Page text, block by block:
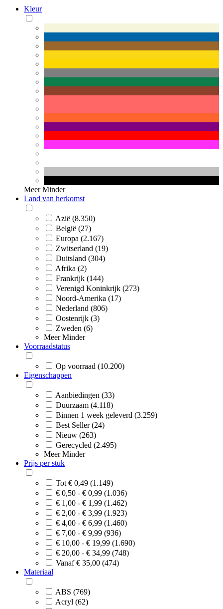
Kleur
Meer Minder
Land van herkomst
Azië (8.350)
België (27)
Europa (2.167)
Zwitserland (19)
Duitsland (304)
Afrika (2)
Frankrijk (144)
Verenigd Koninkrijk (273)
Noord-Amerika (17)
Nederland (806)
Oostenrijk (3)
Zweden (6)
Meer Minder
Voorraadstatus
Op voorraad (10.200)
Eigenschappen
Aanbiedingen (33)
Duurzaam (4.118)
Binnen 1 week geleverd (3.259)
Best Seller (24)
Nieuw (263)
Gerecycled (2.495)
Meer Minder
Prijs per stuk
Tot € 0,49 (1.149)
€ 0,50 - € 0,99 (1.036)
€ 1,00 - € 1,99 (1.462)
€ 2,00 - € 3,99 (1.923)
€ 4,00 - € 6,99 (1.460)
€ 7,00 - € 9,99 (936)
€ 10,00 - € 19,99 (1.690)
€ 20,00 - € 34,99 (748)
Vanaf € 35,00 (474)
Materiaal
ABS (769)
Acryl (62)